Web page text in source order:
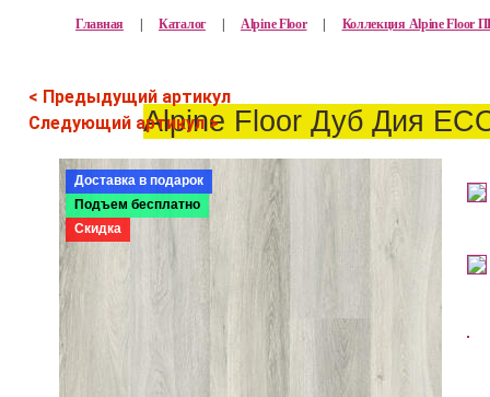
Главная | Каталог | Alpine Floor | Коллекция Alpine
< Предыдущий артикул
Следующий артикул >Alpine Floor Дуб Дия
Доставка в подарок
Подъем бесплатно
Скидка